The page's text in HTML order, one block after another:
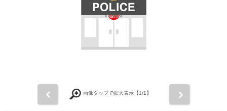
画像タップで拡大表示【1/1】